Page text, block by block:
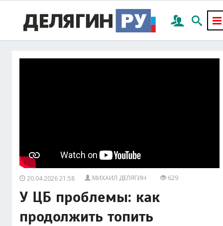
20.04.2026 21:58 МИХАИЛ ДЕЛЯГИН 629
У ЦБ проблемы: как
продолжить топить